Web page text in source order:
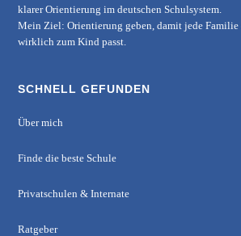
klarer Orientierung im deutschen Schulsystem.
Mein Ziel: Orientierung geben, damit jede
wirklich zum Kind passt.
SCHNELL GEFUNDEN
Über mich
Finde die beste Schule
Privatschulen & Internate
Ratgeber